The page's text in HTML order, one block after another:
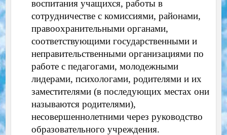
воспитания учащихся, работы в
сотрудничестве с комиссиями, районами,
правоохранительными органами,
соответствующими государственными и
неправительственными организациями по
работе с педагогами, молодежными
лидерами, психологами, родителями и их
заместителями (в последующих местах они
называются родителями),
несовершеннолетними через руководство
образовательного учреждения.